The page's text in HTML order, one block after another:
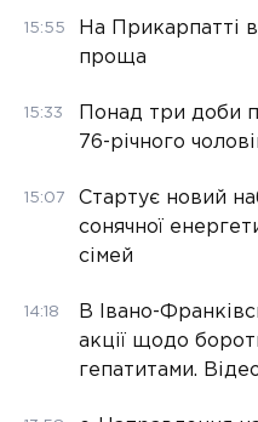
15:55
На Прикарпатті
проща
15:33
Понад три доби
76-річного
15:07
Стартує новий
сонячної
сімей
14:18
В Івано-
акції щодо
гепатитами.